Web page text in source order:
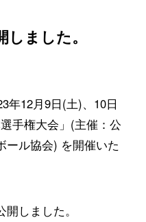
ました。
年12月9日(土)、10日
手権大会」(主催：公
ール協会) を開催いた
しました。